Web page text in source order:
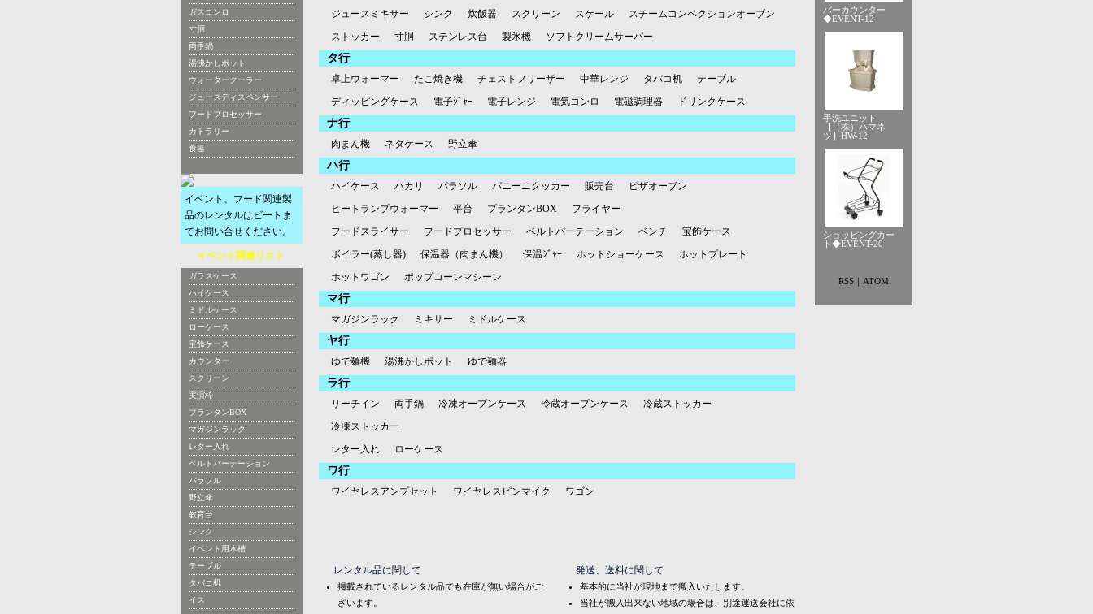
ガスコンロ
寸胴
両手鍋
湯沸かしポット
ウォータークーラー
ジュースディスペンサー
フードプロセッサー
カトラリー
食器
イベント、フード関連製
品のレンタルはビートま
でお問い合せください。
イベント関連リスト
ガラスケース
ハイケース
ミドルケース
ローケース
宝飾ケース
カウンター
スクリーン
実演枠
プランタンBOX
マガジンラック
レター入れ
ベルトパーテーション
パラソル
野立傘
教育台
シンク
イベント用水槽
テーブル
タバコ机
イス
ジュースミキサー
シンク 炊飯器 スクリーン スケール
スチームコンベクションオーブン
ストッカー
寸胴 ステンレス台 製氷機 ソフトクリームサーバー
タ行
卓上ウォーマー たこ焼き機 チェストフリーザー 中華レンジ タバコ机
テーブル
ディッピングケース
電子ｼﾞｬｰ 電子レンジ 電気コンロ 電磁調理器 ドリンクケース
ナ行
肉まん機 ネタケース 野立傘
ハ行
ハイケース ハカリ パラソル パニーニクッカー 販売台
ピザオーブン
ヒートランプウォーマー
平台 プランタンBOX
フライヤー
フードスライサー
フードプロセッサー ベルトパーテーション ベンチ
宝飾ケース
ボイラー(蒸し器)
保温器（肉まん機） 保温ｼﾞｬｰ ホットショーケース
ホットプレート
ホットワゴン
ポップコーンマシーン
マ行
マガジンラック ミキサー ミドルケース
ヤ行
ゆで麺機 湯沸かしポット ゆで麺器
ラ行
リーチイン 両手鍋 冷凍オープンケース 冷蔵オープンケース
冷蔵ストッカー
冷凍ストッカー
レター入れ
ローケース
ワ行
ワイヤレスアンプセット ワイヤレスピンマイク ワゴン
レンタル品に関して
掲載されているレンタル品でも在庫が無い場合がご
ざいます。
発送、送料に関して
基本的に当社が現地まで搬入いたします。
当社が搬入出来ない地域の場合は、別途運送会社に依
バーカウンター
◆EVENT-12
手洗ユニット
【（株）ハマネ
ツ】HW-12
ショッピングカー
ト◆EVENT-20
RSS ｜ ATOM